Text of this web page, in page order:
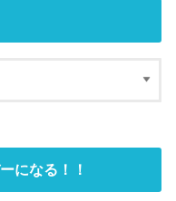
になる！！